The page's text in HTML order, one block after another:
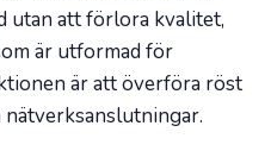
utan att förlora kvalitet,
är utformad för
är att överföra röst
nätverksanslutningar.